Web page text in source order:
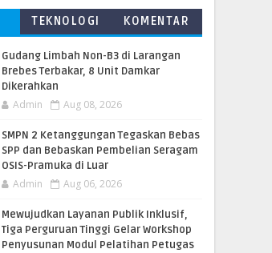
TEKNOLOGI
KOMENTAR
​Gudang Limbah Non-B3 di Larangan
Brebes Terbakar, 8 Unit Damkar
Dikerahkan
Admin Aug 08, 2026
SMPN 2 Ketanggungan Tegaskan Bebas
SPP dan Bebaskan Pembelian Seragam
OSIS-Pramuka di Luar
Admin Aug 06, 2026
​Mewujudkan Layanan Publik Inklusif,
Tiga Perguruan Tinggi Gelar Workshop
Penyusunan Modul Pelatihan Petugas